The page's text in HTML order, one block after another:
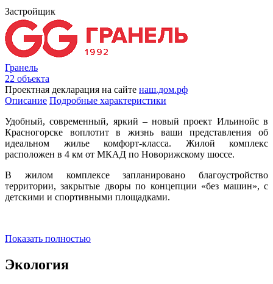
Застройщик
Гранель
22 объекта
Проектная декларация на сайте наш.дом.рф
Описание Подробные характеристики
Удобный, современный, яркий – новый проект Ильинойс в
Красногорске воплотит в жизнь ваши представления об
идеальном жилье комфорт-класса. Жилой комплекс
расположен в 4 км от МКАД по Новорижскому шоссе.
В жилом комплексе запланировано благоустройство
территории, закрытые дворы по концепции «без машин», с
детскими и спортивными площадками.
Показать полностью
Экология